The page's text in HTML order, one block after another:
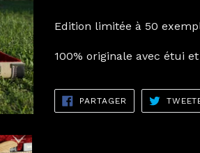
Edition limitée à 50
100% originale avec étui
PARTAGER PARTAGER
FACEBOOK